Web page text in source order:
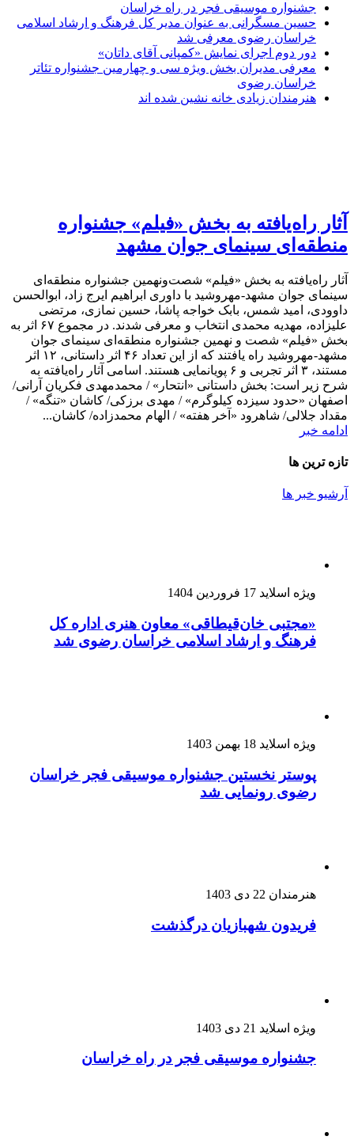
جشنواره موسیقی فجر در راه خراسان
حسین مسگرانی به عنوان مدیر کل فرهنگ و ارشاد اسلامی
خراسان رضوی معرفی شد
دور دوم اجرای نمایش «کمپانی آقای داتان»
معرفی مدیران بخش ویژه سی و چهارمین جشنواره تئاتر
خراسان رضوی
هنرمندان زیادی خانه نشین شده اند
آثار راه‌یافته به بخش «فیلم» جشنواره
منطقه‌ای سینمای جوان مشهد
آثار راه‌یافته به بخش «فیلم» شصت‌ونهمین جشنواره منطقه‌ای
سینمای جوان مشهد-مهروشید با داوری ابراهیم ایرج زاد، ابوالحسن
داوودی، امید شمس، بابک خواجه پاشا، حسین نمازی، مرتضی
علیزاده، مهدیه محمدی انتخاب و معرفی شدند. در مجموع ۶۷ اثر به
بخش «فیلم» شصت و نهمین جشنواره منطقه‌ای سینمای جوان
مشهد-مهروشید راه یافتند که از این تعداد ۴۶ اثر داستانی، ۱۲ اثر
مستند، ۳ اثر تجربی و ۶ پویانمایی هستند. اسامی آثار راه‌یافته به
شرح زیر است: بخش داستانی «انتحار» / محمدمهدی فکریان آرانی/
اصفهان «حدود سیزده کیلوگرم» / مهدی برزکی/ کاشان «تنگه» /
مقداد جلالی/ شاهرود «آخر هفته» / الهام محمدزاده/ کاشان...
ادامه خبر
تازه ترین ها
آرشیو خبر ها
ویژه اسلاید 17 فروردین 1404
«مجتبی خان‌قیطاقی» معاون هنری اداره کل
فرهنگ و ارشاد اسلامی خراسان رضوی شد
ویژه اسلاید 18 بهمن 1403
پوستر نخستین جشنواره موسیقی فجر خراسان
رضوی رونمایی شد
هنرمندان 22 دی 1403
فریدون شهبازیان درگذشت
ویژه اسلاید 21 دی 1403
جشنواره موسیقی فجر در راه خراسان